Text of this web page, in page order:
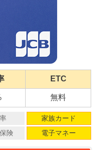
ETC
無料
家族カード
険 電子マネー